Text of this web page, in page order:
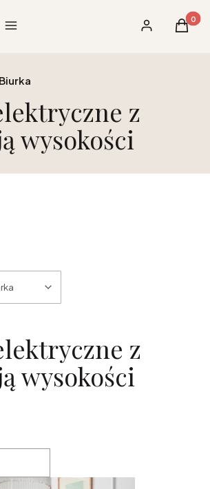
Menu Zaloguj sięKoszyk
Biurka
z
wysokości
z
wysokości